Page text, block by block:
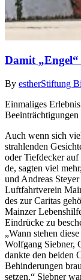
Damit
By estherStiftung
Einmaliges
Auch wenn sich
strahlenden
oder Tief­decker
de, sagten viel
und Andreas
Luftfahrtverein
des zur Caritas
Mainzer
Eindrücke zu
„Wann stehen
Wolfgang Siebner,
dankte den bei­den
Behinde­rungen
setzen.“ Siebner